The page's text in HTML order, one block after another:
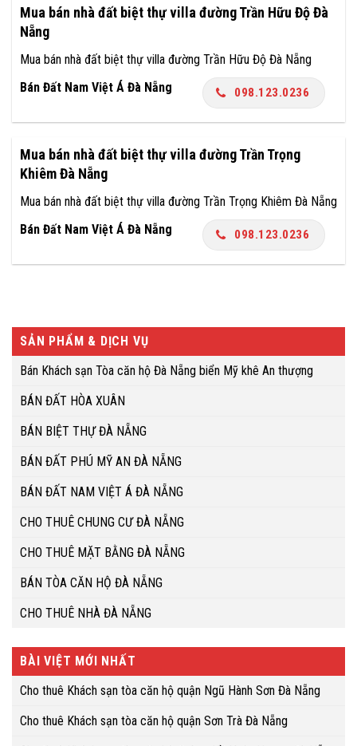
Mua bán nhà đất biệt thự villa đường Trần Hữu Độ Đà
Nẵng
Mua bán nhà đất biệt thự villa đường Trần Hữu Độ Đà Nẵng
Bán Đất Nam Việt Á Đà Nẵng
098.123.0236
Mua bán nhà đất biệt thự villa đường Trần Trọng
Khiêm Đà Nẵng
Mua bán nhà đất biệt thự villa đường Trần Trọng Khiêm Đà Nẵng
Bán Đất Nam Việt Á Đà Nẵng
098.123.0236
SẢN PHẨM & DỊCH VỤ
Bán Khách sạn Tòa căn hộ Đà Nẵng biển Mỹ khê An thượng
BÁN ĐẤT HÒA XUÂN
BÁN BIỆT THỰ ĐÀ NẴNG
BÁN ĐẤT PHÚ MỸ AN ĐÀ NẴNG
BÁN ĐẤT NAM VIỆT Á ĐÀ NẴNG
CHO THUÊ CHUNG CƯ ĐÀ NẴNG
CHO THUÊ MẶT BẰNG ĐÀ NẴNG
BÁN TÒA CĂN HỘ ĐÀ NẴNG
CHO THUÊ NHÀ ĐÀ NẴNG
BÀI VIỆT MỚI NHẤT
Cho thuê Khách sạn tòa căn hộ quận Ngũ Hành Sơn Đà Nẵng
Cho thuê Khách sạn tòa căn hộ quận Sơn Trà Đà Nẵng